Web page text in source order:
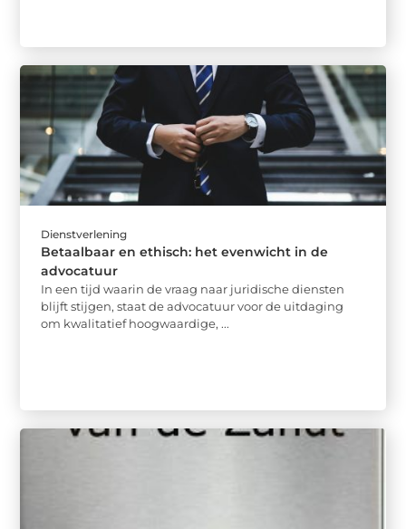
Dienstverlening
Betaalbaar en ethisch: het evenwicht in de
advocatuur
In een tijd waarin de vraag naar juridische diensten
blijft stijgen, staat de advocatuur voor de uitdaging
om kwalitatief hoogwaardige, ...